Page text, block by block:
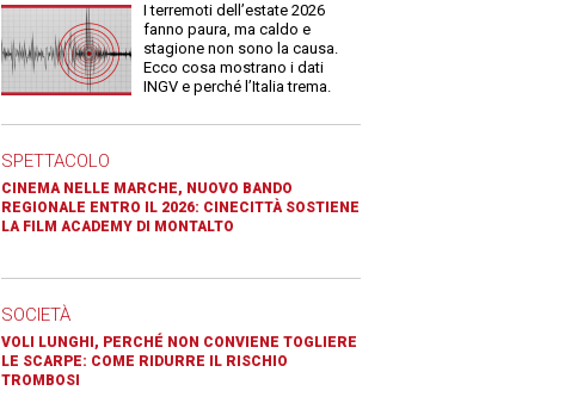
I terremoti dell’estate 2026
fanno paura, ma caldo e
stagione non sono la causa.
Ecco cosa mostrano i dati
INGV e perché l’Italia trema.
SPETTACOLO
CINEMA NELLE MARCHE, NUOVO BANDO
REGIONALE ENTRO IL 2026: CINECITTÀ SOSTIENE
LA FILM ACADEMY DI MONTALTO
SOCIETÀ
VOLI LUNGHI, PERCHÉ NON CONVIENE TOGLIERE
LE SCARPE: COME RIDURRE IL RISCHIO
TROMBOSI